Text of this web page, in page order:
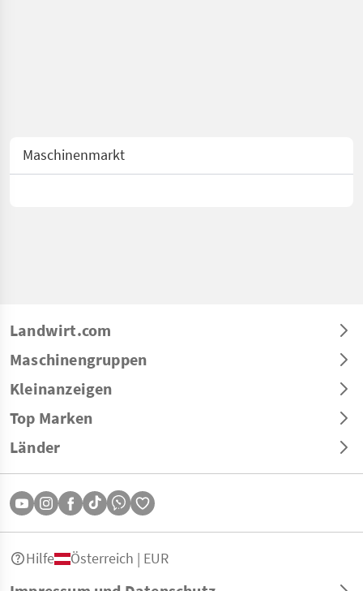
Maschinenmarkt
Landwirt.com
Maschinengruppen
Kleinanzeigen
Top Marken
Länder
Hilfe Österreich | EUR